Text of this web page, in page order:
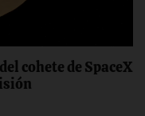
cohete de SpaceX